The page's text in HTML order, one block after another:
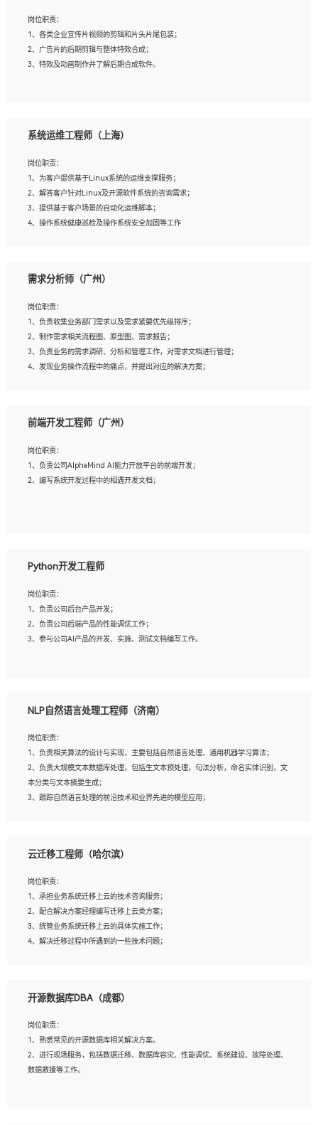
3、想象力丰富, 有一定的艺术审美深度；
4、有良好的场景特效搭建功底；
5、熟悉 3Ds Max 或者 Maya；
6、有良好的沟通能力和团队合作意识；
岗位职责：
1、各类企业宣传片视频的剪辑和片头片尾包装；
2、广告片的后期剪辑与整体特效合成；
3、特效及动画制作并了解后期合成软件。
2、熟练使用After Effect、Photo Shop、熟练掌握视频剪辑和特效包装软件；
4、在剪辑上会思考，有一定编导思维；
5、踏实， 勤奋，愿意在工作中不断学习，提高自我；
6、能与同事友好相处。
系统运维工程师（上海）
岗位职责：
1、为客户提供基于Linux系统的运维支撑服务；
2、解答客户针对Linux及开源软件系统的咨询需求；
3、提供基于客户场景的自动化运维脚本；
4、操作系统健康巡检及操作系统安全加固等工作
1、全日制本科计算机相关专业毕业，3年以上相关工作经验；
3、熟练使用脚本语言，shell/python任一种，熟练使用Ansible
4、熟悉linux常见服务、中间件的基本原理、部署以及故障处理，如：Mysql、
Apache、Nginx、Zabbix、Kafka等
5、熟悉主流虚拟化技术，如：VMware、KVM
6、具备网络方面的基础知识，熟悉常见的网络协议，如TCP/IP，转发原理，路由优
8、有良好的文档编写能力和沟通能力，有RHCE证书优先
需求分析师（广州）
岗位职责：
1、负责收集业务部门需求以及需求紧要优先级排序；
2、制作需求相关流程图、原型图、需求报告；
3、负责业务的需求调研、分析和管理工作，对需求文档进行管理；
4、发现业务操作流程中的痛点，并提出对应的解决方案；
岗位要求：
2、熟悉产品及需求规划工具，如:Axure、Xmind、MS Project等；
3、具备良好的交流协调能力，有较强的责任感、工作积极主动；
4、有较强的系统需求分析、文档编写能力、沟通能力；
前端开发工程师（广州）
岗位职责：
1、负责公司AlphaMind AI能力开放平台的前端开发；
2、编写系统开发过程中的相遇开发文档；
3、熟悉react/vue/angular任何一种前端框架，熟悉react优先；
5、善于沟通，具有团队意识；
Python开发工程师
岗位职责：
1、负责公司后台产品开发；
2、负责公司后端产品的性能调优工作；
3、参与公司AI产品的开发、实施、测试文档编写工作。
验的更佳；
3、熟悉数据库开发，熟悉Mysql、Oracle、MongoDb数据库应用开发其中一种；
4、熟悉Python Wed框架（Django/Flask...）代码能力优秀，熟悉编码规范和具备
良好的文档编写能力）；
5、沟通表达能力强，具备团队协作能力。
NLP自然语言处理工程师（济南）
岗位职责：
1、负责相关算法的设计与实现，主要包括自然语言处理、通用机器学习算法；
2、负责大规模文本数据库处理，包括生文本预处理，句法分析，命名实体识别，文
本分类与文本摘要生成；
3、跟踪自然语言处理的前沿技术和业界先进的模型应用；
岗位要求：
2、熟悉tensorflow，keras，pytorch等常规深度学习框架，快速根据客户需求实现
有效的模型；
3、熟悉掌握至少一种编程语言，如：Python，Java；
4、 熟悉NLP相关算法与实现；
5、至少有一次及以上问答系统的项目实践，熟悉问答系统全流程开发者优先；
云迁移工程师（哈尔滨）
岗位职责：
1、承担业务系统迁移上云的技术咨询服务；
2、配合解决方案经理编写迁移上云类方案；
3、统管业务系统迁移上云的具体实施工作；
4、解决迁移过程中所遇到的一些技术问题；
1、专科及以上学历，三年以上工作经验，计算机等相关专业；
3、熟悉常见操作系统、存储、网络、 IO 等相关原理；
4、具有迁移工具实操经验，具备P2V、V2V迁移能力；
5、熟练华为、VMware虚拟化、云计算及云存储技术；
6、熟悉主流数据库、应用服务器、中间件部署架构和运维方法；
开源数据库DBA（成都）
岗位职责：
1、熟悉常见的开源数据库相关解决方案。
2、进行现场服务，包括数据迁移、数据库容灾、性能调优、系统建设、故障处理、
数据救援等工作。